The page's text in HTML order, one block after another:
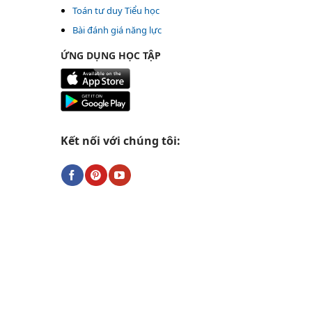
Toán tư duy Tiểu học
Bài đánh giá năng lực
ỨNG DỤNG HỌC TẬP
Kết nối với chúng tôi: